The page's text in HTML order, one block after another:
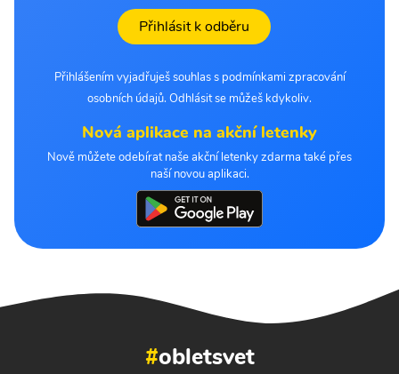
Přihlásit k odběru
Přihlášením vyjadřuješ souhlas s podmínkami zpracování
osobních údajů. Odhlásit se můžeš kdykoliv.
Nová aplikace na akční letenky
Nově můžete odebírat naše akční letenky zdarma také přes
naší novou aplikaci.
#obletsvet